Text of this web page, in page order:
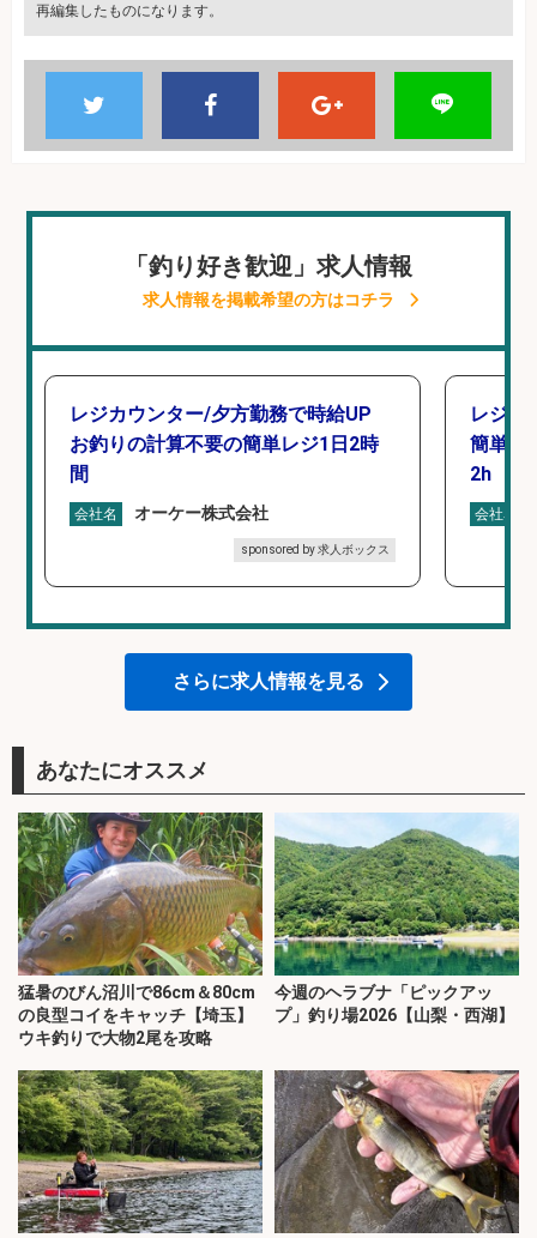
再編集したものになります。
「釣り好き歓迎」求人情報
求人情報を掲載希望の方はコチラ
レジカウンター/夕方勤務で時給UP
お釣りの計算不要の簡単レジ1日2時
間
会社名 オーケー株式会社
sponsored by 求人ボックス
レジカ
簡単レ
2h
会社名
さらに求人情報を見る
あなたにオススメ
猛暑のびん沼川で86cm＆80cm
の良型コイをキャッチ【埼玉】
ウキ釣りで大物2尾を攻略
今週のヘラブナ「ピックアッ
プ」釣り場2026【山梨・西湖】